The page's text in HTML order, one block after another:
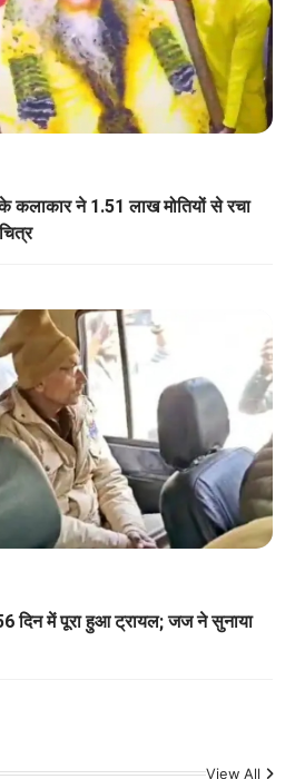
कलाकार ने 1.51 लाख मोतियों से रचा
दिन में पूरा हुआ ट्रायल; जज ने सुनाया
View All